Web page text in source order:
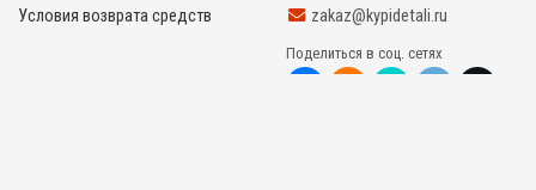
Условия возврата средств
zakaz@kypidetali.ru
Поделиться в соц. сетях